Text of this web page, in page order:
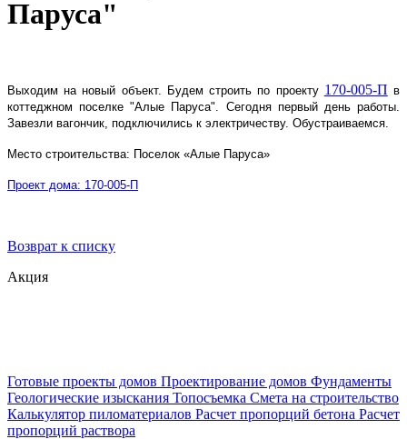
Паруса"
Выходим на новый объект. Будем строить по проекту 170-005-П в
коттеджном поселке "Алые Паруса". Сегодня первый день работы.
Завезли вагончик, подключились к электричеству. Обустраиваемся.
Место строительства: Поселок «Алые Паруса»
Проект дома: 170-005-П
Возврат к списку
Акция
Готовые проекты домов Проектирование домов Фундаменты
Геологические изыскания Топосъемка Смета на строительство
Калькулятор пиломатериалов Расчет пропорций бетона Расчет
пропорций раствора